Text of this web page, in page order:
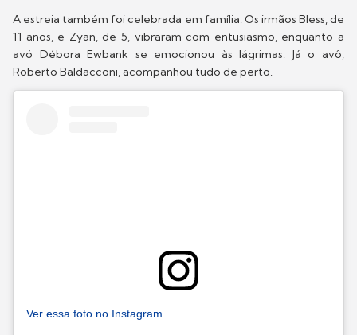
A estreia também foi celebrada em família. Os irmãos Bless, de
11 anos, e Zyan, de 5, vibraram com entusiasmo, enquanto a
avó Débora Ewbank se emocionou às lágrimas. Já o avô,
Roberto Baldacconi, acompanhou tudo de perto.
Ver essa foto no Instagram